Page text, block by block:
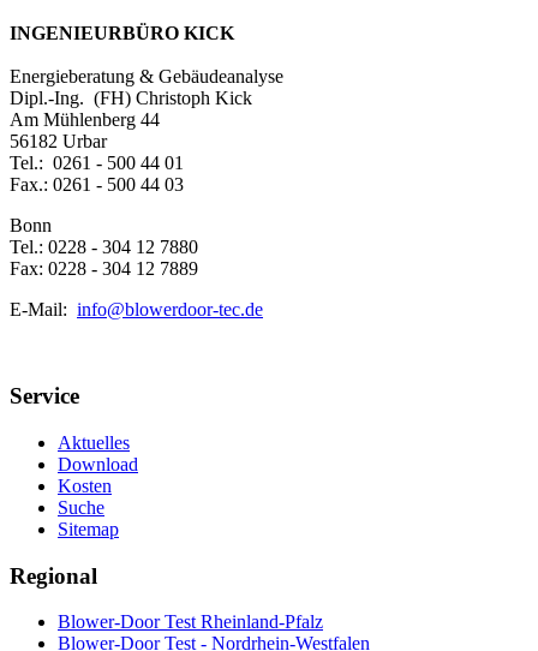
INGENIEURBÜRO KICK
Energieberatung & Gebäudeanalyse
Dipl.-Ing. (FH) Christoph Kick
Am Mühlenberg 44
56182 Urbar
Tel.: 0261 - 500 44 01
Fax.: 0261 - 500 44 03
Bonn
Tel.: 0228 - 304 12 7880
Fax: 0228 - 304 12 7889
E-Mail: info@blowerdoor-tec.de
Service
Aktuelles
Download
Kosten
Suche
Sitemap
Regional
Blower-Door Test Rheinland-Pfalz
Blower-Door Test - Nordrhein-Westfalen